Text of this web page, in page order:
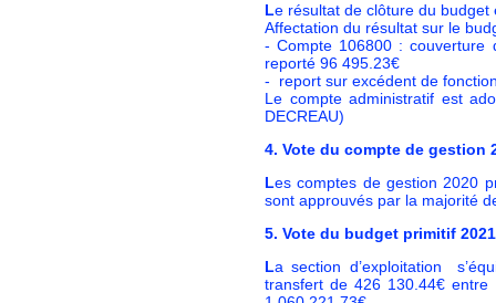
Le résultat de clôture du budget
Affectation du résultat sur le
- Compte 106800 : couverture
reporté 96 495.23€
- report sur excédent de
Le compte administratif est
DECREAU)
4. Vote du compte de gestion
Les comptes de gestion 2020
sont approuvés par la majorité
5. Vote du budget primitif
La section d’exploitation
transfert de 426 130.44€